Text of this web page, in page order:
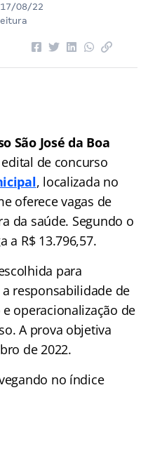
17/08/22
São José da Boa
de concurso
, localizada no
oferece vagas de
da saúde. Segundo o
a R$ 13.796,57.
para
responsabilidade de
operacionalização de
A prova objetiva
de 2022.
no índice